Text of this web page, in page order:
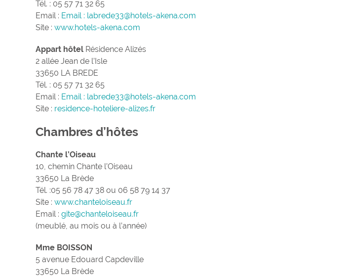
Tél. : 05 57 71 32 65
Email : Email : labrede33@hotels-akena.com
Site : www.hotels-akena.com
Appart hôtel Résidence Alizés
2 allée Jean de l’Isle
33650 LA BREDE
Tél. : 05 57 71 32 65
Email : Email : labrede33@hotels-akena.com
Site : residence-hoteliere-alizes.fr
Chambres d’hôtes
Chante l’Oiseau
10, chemin Chante l’Oiseau
33650 La Brède
Tél. :05 56 78 47 38 ou 06 58 79 14 37
Site : www.chanteloiseau.fr
Email : gite@chanteloiseau.fr
(meublé, au mois ou à l’année)
Mme BOISSON
5 avenue Edouard Capdeville
33650 La Brède